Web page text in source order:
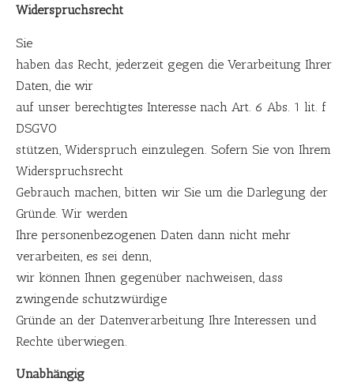
Widerspruchsrecht
Sie
haben das Recht, jederzeit gegen die Verarbeitung Ihrer
Daten, die wir
auf unser berechtigtes Interesse nach Art. 6 Abs. 1 lit. f
DSGVO
stützen, Widerspruch einzulegen. Sofern Sie von Ihrem
Widerspruchsrecht
Gebrauch machen, bitten wir Sie um die Darlegung der
Gründe. Wir werden
Ihre personenbezogenen Daten dann nicht mehr
verarbeiten, es sei denn,
wir können Ihnen gegenüber nachweisen, dass
zwingende schutzwürdige
Gründe an der Datenverarbeitung Ihre Interessen und
Rechte überwiegen.
Unabhängig